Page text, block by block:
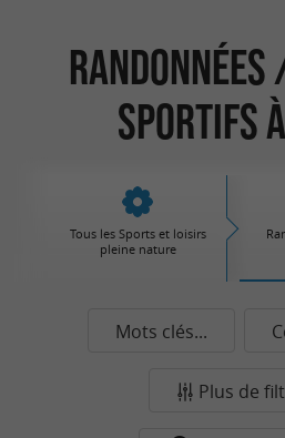
sportifs à
Tous les Sports et loisirs
pleine nature
Mots clés...
Plus de